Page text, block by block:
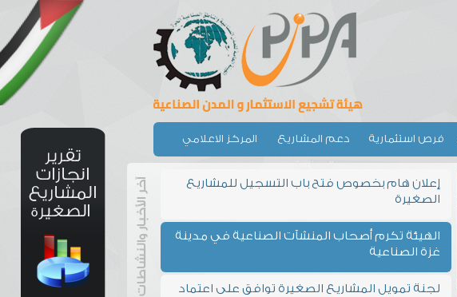
فرص استثمارية دعم المشاريع
الصغيرة
المركز الاعلامي
إعلان هام بخصوص فتح باب التسجيل للمشاريع
الصغيرة
الهيئة تكرم أصحاب المنشآت الصناعية في مدينة
غزة الصناعية
لجنة تمويل المشاريع الصغيرة توافق على اعتماد